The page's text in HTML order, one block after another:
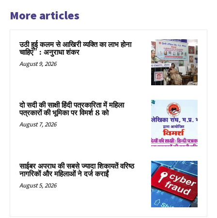
More articles
उठी हुई कलम से आखिरी व्यक्ति का लाभ होना
चाहिए” : अनुराधा शंकर
August 9, 2026
दो सदी की साक्षी हिंदी पत्रकारिता में महिला
पत्रकारों की भूमिका पर विमर्श 8 को
August 7, 2026
साईबर अपराध की सबसे ज्यादा शिकायतें वरिष्ठ
नागरिकों और महिलाओं ने दर्ज कराईं
August 5, 2026